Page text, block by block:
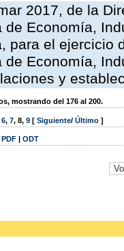
2017, de la
de Economía,
para el ejercicio
de Economía,
y
mostrando del 176 al 200.
6, 7, 8, 9 [ Siguiente/ Último ]
PDF | ODT